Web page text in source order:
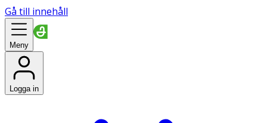
Gå till innehåll
Meny
Logga in